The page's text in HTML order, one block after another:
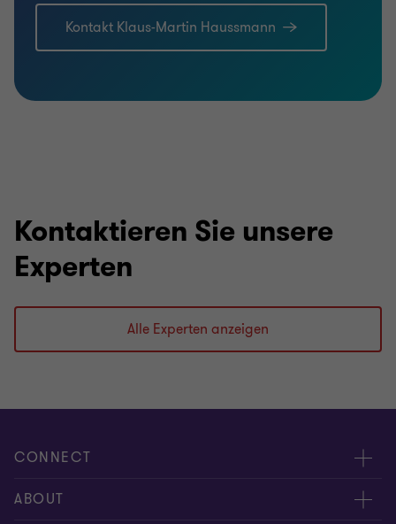
Kontakt Klaus-Martin Haussmann
Kontaktieren Sie unsere
Experten
Alle Experten anzeigen
CONNECT
Kontakt
ABOUT